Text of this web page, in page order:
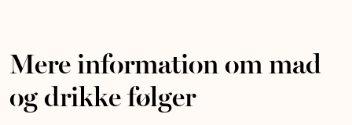
Mere information om mad
og drikke følger